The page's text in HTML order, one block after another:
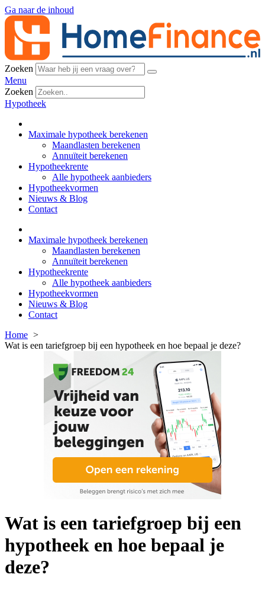
Ga naar de inhoud
Zoeken
Menu
Zoeken
Hypotheek
Maximale hypotheek berekenen
Maandlasten berekenen
Annuïteit berekenen
Hypotheekrente
Alle hypotheek aanbieders
Hypotheekvormen
Nieuws & Blog
Contact
Maximale hypotheek berekenen
Maandlasten berekenen
Annuïteit berekenen
Hypotheekrente
Alle hypotheek aanbieders
Hypotheekvormen
Nieuws & Blog
Contact
Home
Wat is een tariefgroep bij een hypotheek en hoe bepaal je deze?
Wat is een tariefgroep bij een
hypotheek en hoe bepaal je
deze?